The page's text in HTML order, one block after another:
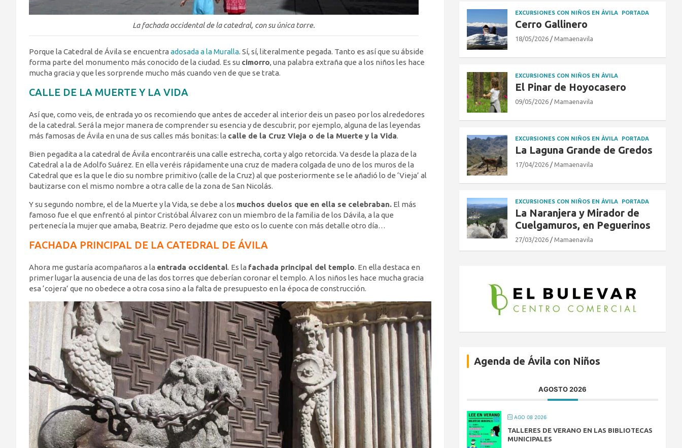
La fachada occidental de la catedral, con su única torre.
Porque la Catedral de Ávila se encuentra adosada a la Muralla. Sí, sí, literalmente pegada. Tanto es así que su ábside
forma parte del monumento más conocido de la ciudad. Es su cimorro, una palabra extraña que a los niños les hace
mucha gracia y que les sorprende mucho más cuando ven de que se trata.
CALLE DE LA MUERTE Y LA VIDA
Así que, como veis, de entrada yo os recomiendo que antes de acceder al interior deis un paseo por los alrededores
de la catedral. Será la mejor manera de comprender su esencia y de descubrir, por ejemplo, alguna de las leyendas
más famosas de Ávila en una de sus calles más bonitas: la calle de la Cruz Vieja o de la Muerte y la Vida.
Bien pegadita a la catedral de Ávila encontraréis una calle estrecha, corta y algo retorcida. Va desde la plaza de la
Catedral a la de Adolfo Suárez. En ella veréis rápidamente una cruz de madera colgada de uno de los muros de la
Catedral que es la que le dio su nombre primitivo (calle de la Cruz) al que posteriormente se le añadió lo de ‘Vieja’ al
bautizarse con el mismo nombre a otra calle de la zona de San Nicolás.
Y su segundo nombre, el de la Muerte y la Vida, se debe a los muchos duelos que en ella se celebraban. El más
famoso fue el que enfrentó al pintor Cristóbal Álvarez con un miembro de la familia de los Dávila, a la que
pertenecía la mujer que amaba, Beatriz. Pero dejadme que esto os lo cuente con más detalle otro día…
FACHADA PRINCIPAL DE LA CATEDRAL DE ÁVILA
Ahora me gustaría acompañaros a la entrada occidental. Es la fachada principal del templo. En ella destaca en
primer lugar la ausencia de una de las dos torres que deberían coronar el templo. A los niños les hace mucha gracia
esa ‘cojera’ que no obedece a otra cosa sino a la falta de presupuesto en la época de construcción.
EXCURSIONES CON NIÑOS EN ÁVILA PORTADA
Cerro Gallinero
18/05/2026 Mamaenavila
EXCURSIONES CON NIÑOS EN ÁVILA
El Pinar de Hoyocasero
09/05/2026 Mamaenavila
EXCURSIONES CON NIÑOS EN ÁVILA PORTADA
La Laguna Grande de Gredos
17/04/2026 Mamaenavila
EXCURSIONES CON NIÑOS EN ÁVILA PORTADA
La Naranjera y Mirador de
Cuelgamuros, en Peguerinos
27/03/2026 Mamaenavila
Agenda de Ávila con Niños
AGOSTO 2026
AGO 08 2026
TALLERES DE VERANO EN LAS BIBLIOTECAS
MUNICIPALES